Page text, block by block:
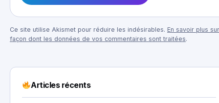
Ce site utilise Akismet pour réduire les indésirables. En savoir plus
façon dont les données de vos commentaires sont traitées.
Articles récents